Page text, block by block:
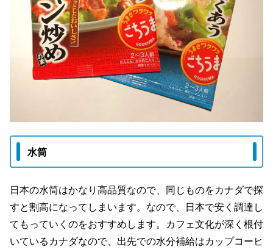
水筒
日本の水筒はかなり高品質なので、同じものをカナダで探
すと割高になってしまいます。なので、日本で安く調達し
てもっていくのをおすすめします。カフェ文化が深く根付
いているカナダなので、出先での水分補給はカップコーヒ